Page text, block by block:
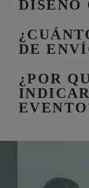
DISEÑO
DE
¿POR